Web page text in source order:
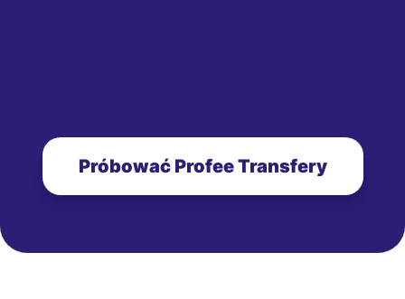
Próbować Profee Transfery